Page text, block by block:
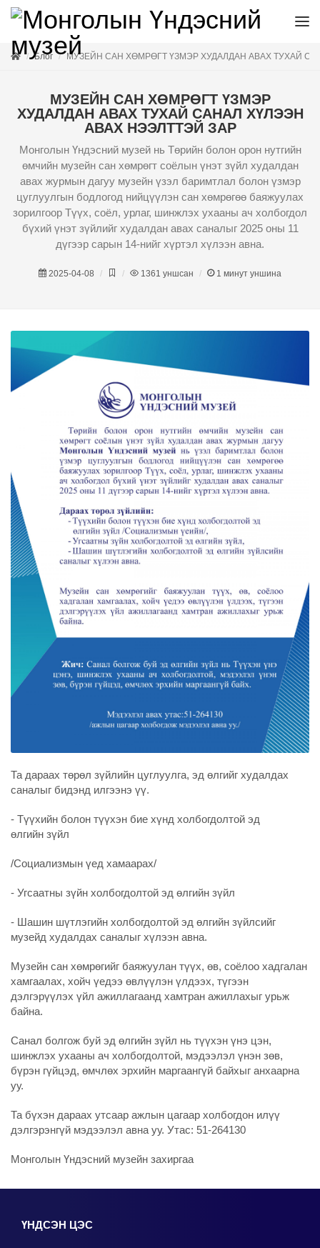
Блог МУЗЕЙН САН ХӨМРӨГТ ҮЗМЭР ХУДАЛДАН АВАХ ТУХАЙ
МУЗЕЙН САН ХӨМРӨГТ ҮЗМЭР
ХУДАЛДАН АВАХ ТУХАЙ САНАЛ ХҮЛЭЭН
АВАХ НЭЭЛТТЭЙ ЗАР
Монголын Үндэсний музей нь Төрийн болон орон нутгийн
өмчийн музейн сан хөмрөгт соёлын үнэт зүйл худалдан
авах журмын дагуу музейн үзэл баримтлал болон үзмэр
цуглуулгын бодлогод нийцүүлэн сан хөмрөгөө баяжуулах
зорилгоор Түүх, соёл, урлаг, шинжлэх ухааны ач холбогдол
бүхий үнэт зүйлийг худалдан авах саналыг 2025 оны 11
дүгээр сарын 14-нийг хүртэл хүлээн авна.
2025-04-08 1361 уншсан 1 минут уншина
Та дараах төрөл зүйлийн цуглуулга, эд өлгийг худалдах
саналыг бидэнд илгээнэ үү.
- Түүхийн болон түүхэн бие хүнд холбогдолтой эд
өлгийн зүйл
/Социализмын үед хамаарах/
- Угсаатны зүйн холбогдолтой эд өлгийн зүйл
- Шашин шүтлэгийн холбогдолтой эд өлгийн зүйлсийг
музейд худалдах саналыг хүлээн авна.
Музейн сан хөмрөгийг баяжуулан түүх, өв, соёлоо хадгалан
хамгаалах, хойч үедээ өвлүүлэн үлдээх, түгээн
дэлгэрүүлэх үйл ажиллагаанд хамтран ажиллахыг урьж
байна.
Санал болгож буй эд өлгийн зүйл нь түүхэн үнэ цэн,
шинжлэх ухааны ач холбогдолтой, мэдээлэл үнэн зөв,
бүрэн гүйцэд, өмчлөх эрхийн маргаангүй байхыг анхаарна
уу.
Та бүхэн дараах утсаар ажлын цагаар холбогдон илүү
дэлгэрэнгүй мэдээлэл авна уу. Утас: 51-264130
Монголын Үндэсний музейн захиргаа
ҮНДСЭН ЦЭС